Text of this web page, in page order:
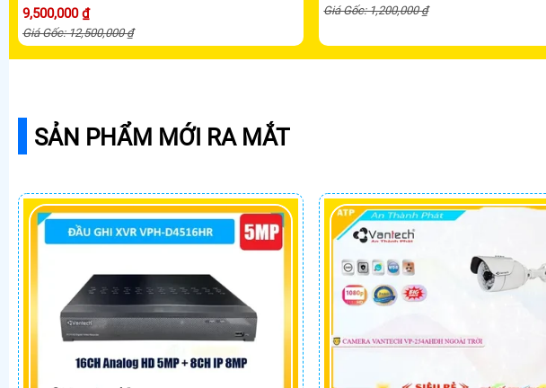
9,500,000 ₫
Giá Gốc: 12,500,000 ₫
Giá Gốc: 1,200,000 ₫
SẢN PHẨM MỚI RA MẮT